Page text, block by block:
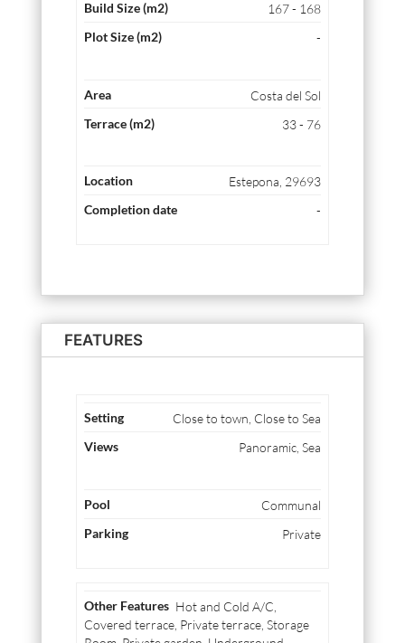
167 - 168
-
Costa del Sol
33 - 76
Estepona, 29693
-
FEATURES
Close to town, Close to Sea
Panoramic, Sea
Communal
Private
Hot and Cold A/C,
Covered terrace, Private terrace, Storage